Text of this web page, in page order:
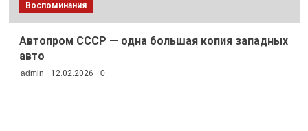
Воспоминания
Автопром СССР — одна большая копия западных
авто
admin 12.02.2026 0